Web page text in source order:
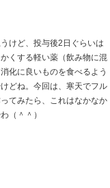
けど、投与後2日ぐらいは
くする軽い薬（飲み物に混
化に良いものを食べるよう
どね。今回は、寒天でフル
てみたら、これはなかなか
（＾＾）